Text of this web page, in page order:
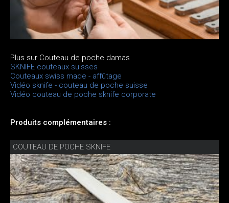
Plus sur Couteau de poche damas
SKNIFE couteaux suisses
Couteaux swiss made - affûtage
Vidéo sknife - couteau de poche suisse
Vidéo couteau de poche sknife corporate
Produits complémentaires :
COUTEAU DE POCHE SKNIFE